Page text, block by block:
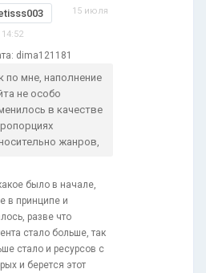
15 июля
14:52
dima121181
по мне, наполнение
не особо
в качестве
жанров,
было в начале,
в принципе и
разве что
стало больше, так
стало и ресурсов с
и берется этот